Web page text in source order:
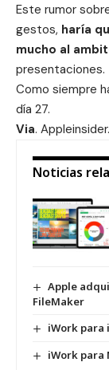
Este rumor
gestos, haría
mucho al
presentaciones.
Como siempre
día 27.
Via. Appleinsider.
Noticias
Apple
FileMaker
iWork para
iWork para